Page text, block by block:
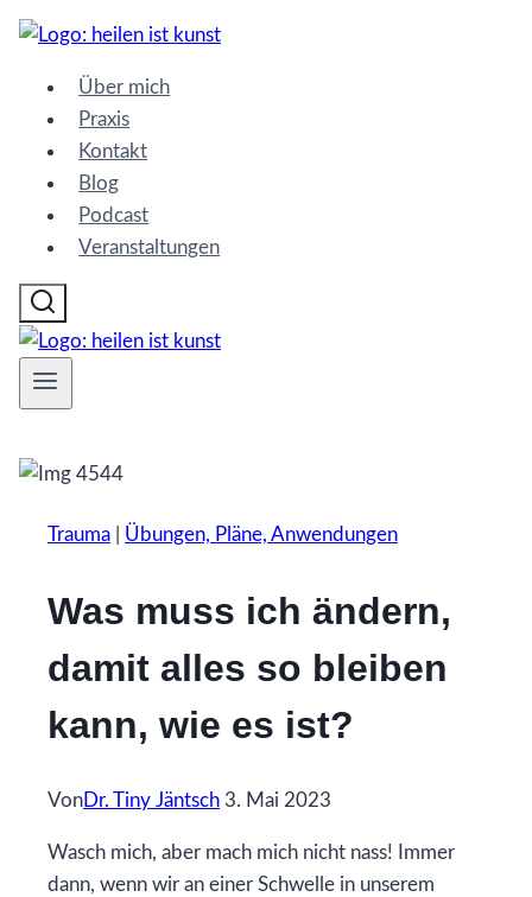
Zum
springen
Über mich
Praxis
Kontakt
Blog
Podcast
Veranstaltungen
Trauma Übungen, Pläne, Anwendungen
Was muss ich ändern,
damit alles so bleiben
kann, wie es ist?
VonDr. Tiny Jäntsch 3. Mai 2023
Wasch mich, aber mach mich nicht nass! Immer
dann, wenn wir an einer Schwelle in unserem